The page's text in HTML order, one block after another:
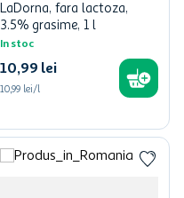
LaDorna, fara lactoza,
3.5% grasime, 1 l
In stoc
10,99 lei
10,99 lei/l